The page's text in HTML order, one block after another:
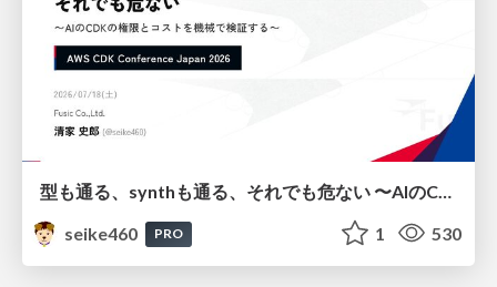
seike460
PRO 1 530